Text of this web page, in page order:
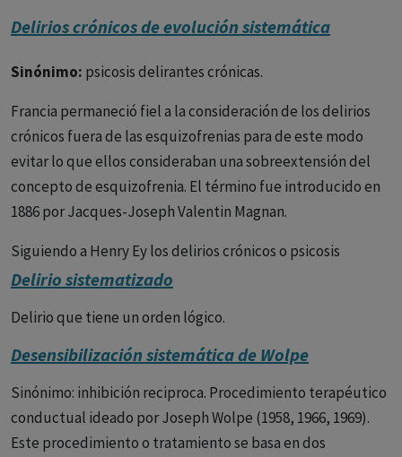
Delirios crónicos de evolución sistemática
Sinónimo: psicosis delirantes crónicas.
Francia permaneció fiel a la consideración de los delirios
crónicos fuera de las esquizofrenias para de este modo
evitar lo que ellos consideraban una sobreextensión del
concepto de esquizofrenia. El término fue introducido en
1886 por Jacques-Joseph Valentin Magnan.
Siguiendo a Henry Ey los delirios crónicos o psicosis
delirantes crónicas pueden ser divididos en:
1. Sin evolución deficitaria
-Psicosis delirantes sistematizadas (paranoias): delirios
de Sérieux y Capgras, delirio sensitivo de relación de
Delirio sistematizado
Delirio que tiene un orden lógico.
Desensibilización sistemática de Wolpe
Sinónimo: inhibición reciproca. Procedimiento terapéutico
conductual ideado por Joseph Wolpe (1958, 1966, 1969).
Este procedimiento o tratamiento se basa en dos